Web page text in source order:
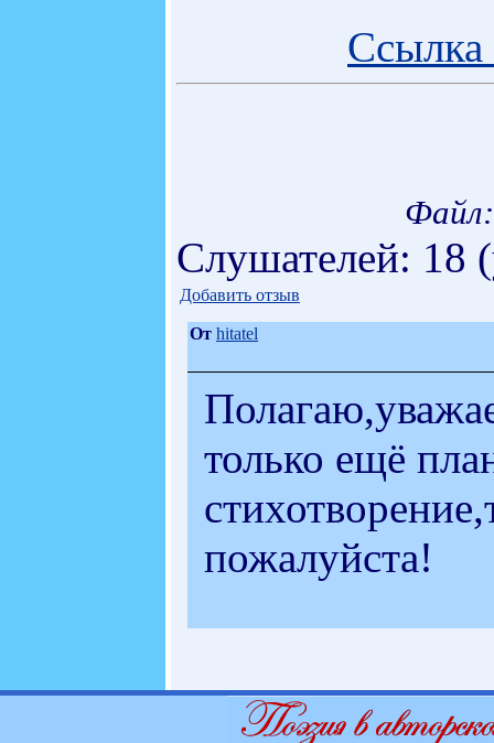
Ссылка
Слушателей: 18
Добавить отзыв
От hitatel
только ещё
пожалуйста!